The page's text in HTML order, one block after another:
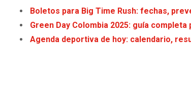
Boletos para Big Time Rush: fechas,
Green Day Colombia 2025: guía
Agenda deportiva de hoy: calendario,